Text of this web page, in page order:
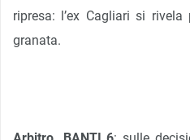
ripresa: l’ex Cagliari si
granata.